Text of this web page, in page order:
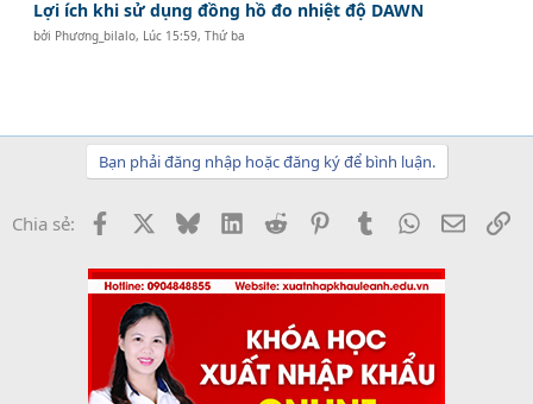
Lợi ích khi sử dụng đồng hồ đo nhiệt độ DAWN
bởi Phương_bilalo, Lúc 15:59, Thứ ba
Bạn phải đăng nhập hoặc đăng ký để bình luận.
Chia sẻ: Facebook BlueskyLinkedInReddit PinterestTumblrWhatsApp
Email